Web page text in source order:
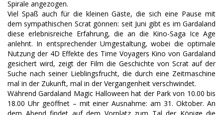
Spirale angezogen.
Viel Spaß auch für die kleinen Gäste, die sich eine Pause mit
dem sympathischen Scrat gönnen: seit Juni gibt es im Gardaland
diese erlebnisreiche Erfahrung, die an die Kino-Saga Ice Age
anlehnt. In entsprechender Umgestaltung, wobei die optimale
Nutzung der 4D Effekte des Time Voyagers Kino von Gardaland
gesichert wird, zeigt der Film die Geschichte von Scrat auf der
Suche nach seiner Lieblingsfrucht, die durch eine Zeitmaschine
mal in der Zukunft, mal in der Vergangenheit verschwindet.
Während Gardaland Magic Halloween hat der Park von 10.00 bis
18.00 Uhr geöffnet – mit einer Ausnahme: am 31. Oktober. An
dem Abend findet auf dem Vorplatz zum Tal der Könige die